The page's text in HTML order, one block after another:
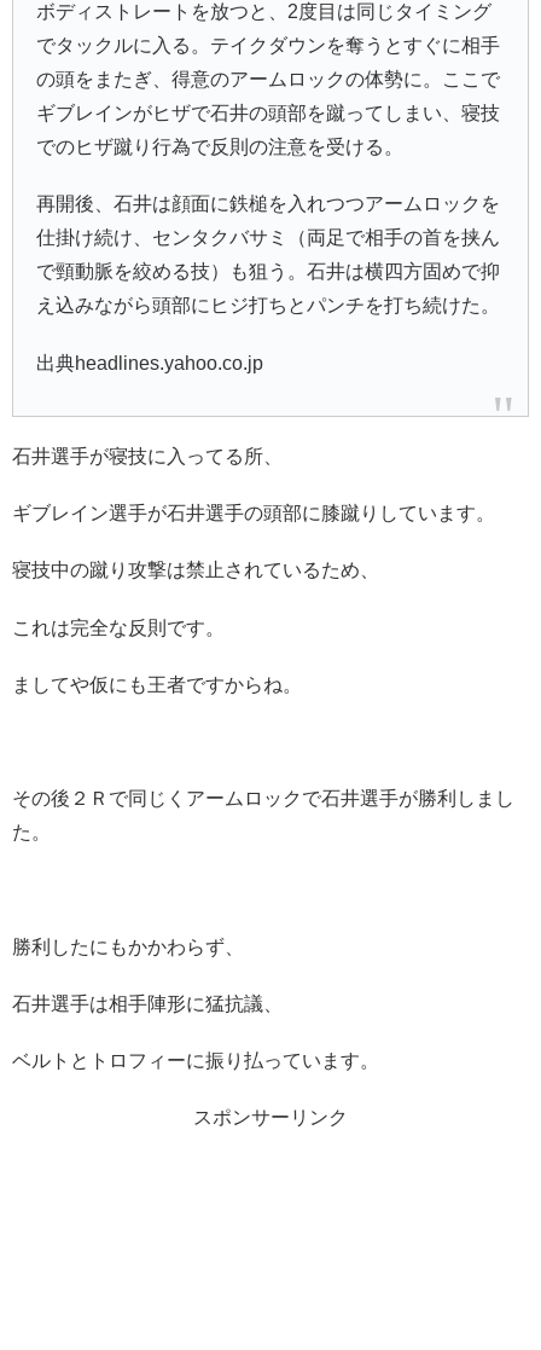
ボディストレートを放つと、2度目は同じタイミング
でタックルに入る。テイクダウンを奪うとすぐに相手
の頭をまたぎ、得意のアームロックの体勢に。ここで
ギブレインがヒザで石井の頭部を蹴ってしまい、寝技
でのヒザ蹴り行為で反則の注意を受ける。
再開後、石井は顔面に鉄槌を入れつつアームロックを
仕掛け続け、センタクバサミ（両足で相手の首を挟ん
で頸動脈を絞める技）も狙う。石井は横四方固めで抑
え込みながら頭部にヒジ打ちとパンチを打ち続けた。
出典headlines.yahoo.co.jp
石井選手が寝技に入ってる所、
ギブレイン選手が石井選手の頭部に膝蹴りしています。
寝技中の蹴り攻撃は禁止されているため、
これは完全な反則です。
ましてや仮にも王者ですからね。
その後２Ｒで同じくアームロックで石井選手が勝利しまし
た。
勝利したにもかかわらず、
石井選手は相手陣形に猛抗議、
ベルトとトロフィーに振り払っています。
スポンサーリンク